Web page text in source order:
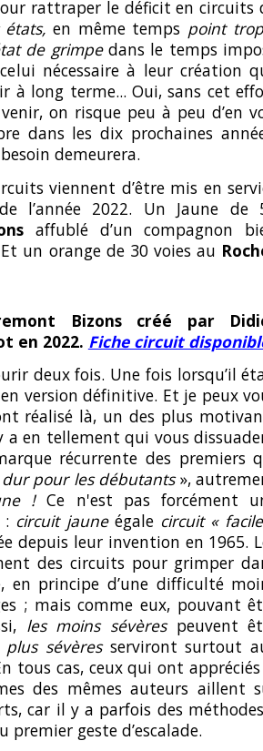
rattraper le déficit en circuits
en même temps point
de grimpedans le temps
nécessaire à leur création
à long terme...Oui, sans cet
on risque peu à peu d’en
dans les dix prochaines
demeurera.
viennent d’être mis en
l’année 2022. Un Jaune de
affublé d’un compagnon
un orange de 30 voies au
Bizons créé par
en 2022. Fiche circuit
deux fois. Une fois lorsqu’il
version définitive. Et je peux
réalisé là, un des plus
a en tellement qui vous
récurrente des premiers
dur pour les débutants»,
!Ce n'est pas forcément
circuit jauneégale circuit «
depuis leur invention en 1965.
des circuits pour grimper
en principe d’une difficulté
; mais comme eux, pouvant
les moins sévèrespeuvent
plus sévèresserviront surtout
tous cas, ceux qui ont
des mêmes auteurs aillent
car il y a parfois des
geste d’escalade.